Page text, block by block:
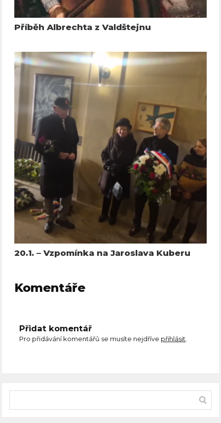
Příběh Albrechta z Valdštejnu
20.1. – Vzpomínka na Jaroslava Kuberu
Komentáře
Přidat komentář
Pro přidávání komentářů se musíte nejdříve přihlásit